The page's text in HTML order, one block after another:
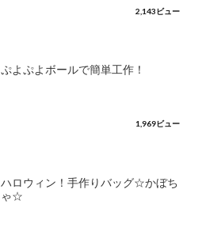
2,143ビュー
ぷよぷよボールで簡単工作！
1,969ビュー
ハロウィン！手作りバッグ☆かぼち
ゃ☆